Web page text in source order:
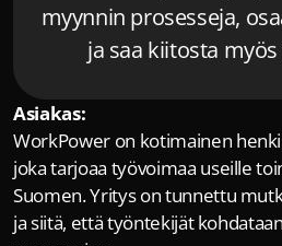
myynnin prosesseja,
ja saa kiitosta
Asiakas:
WorkPower on kotimainen
joka tarjoaa työvoimaa useille
Suomen. Yritys on tunnettu
ja siitä, että työntekijät